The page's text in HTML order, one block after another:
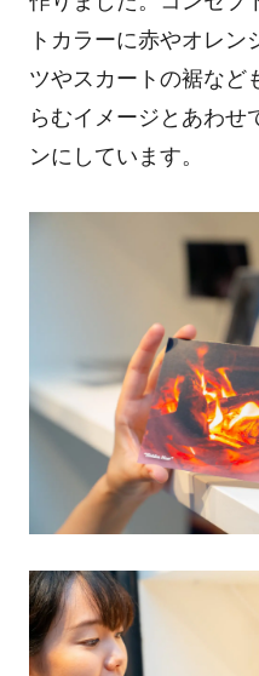
トカラーに赤やオレン
ツやスカートの裾など
らむイメージとあわせ
ンにしています。